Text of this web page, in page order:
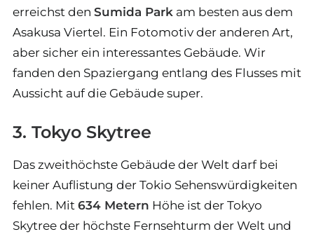
erreichst den Sumida Park am besten aus dem
Asakusa Viertel. Ein Fotomotiv der anderen Art,
aber sicher ein interessantes Gebäude. Wir
fanden den Spaziergang entlang des Flusses mit
Aussicht auf die Gebäude super.
3. Tokyo Skytree
Das zweithöchste Gebäude der Welt darf bei
keiner Auflistung der Tokio Sehenswürdigkeiten
fehlen. Mit 634 Metern Höhe ist der Tokyo
Skytree der höchste Fernsehturm der Welt und